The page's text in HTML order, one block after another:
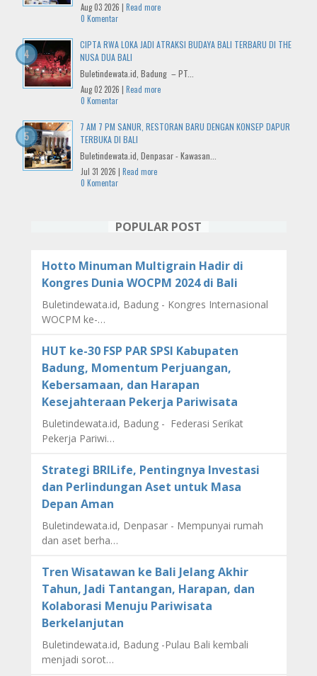
Aug 03 2026 | Read more
0 Komentar
CIPTA RWA LOKA JADI ATRAKSI BUDAYA BALI TERBARU DI THE
NUSA DUA BALI
Buletindewata.id, Badung – PT...
Aug 02 2026 | Read more
0 Komentar
7 AM 7 PM SANUR, RESTORAN BARU DENGAN KONSEP DAPUR
TERBUKA DI BALI
Buletindewata.id, Denpasar - Kawasan...
Jul 31 2026 | Read more
0 Komentar
POPULAR POST
Hotto Minuman Multigrain Hadir di
Kongres Dunia WOCPM 2024 di Bali
Buletindewata.id, Badung - Kongres Internasional
WOCPM ke-…
HUT ke-30 FSP PAR SPSI Kabupaten
Badung, Momentum Perjuangan,
Kebersamaan, dan Harapan
Kesejahteraan Pekerja Pariwisata
Buletindewata.id, Badung - Federasi Serikat
Pekerja Pariwi…
Strategi BRILife, Pentingnya Investasi
dan Perlindungan Aset untuk Masa
Depan Aman
Buletindewata.id, Denpasar - Mempunyai rumah
dan aset berha…
Tren Wisatawan ke Bali Jelang Akhir
Tahun, Jadi Tantangan, Harapan, dan
Kolaborasi Menuju Pariwisata
Berkelanjutan
Buletindewata.id, Badung -Pulau Bali kembali
menjadi sorot…